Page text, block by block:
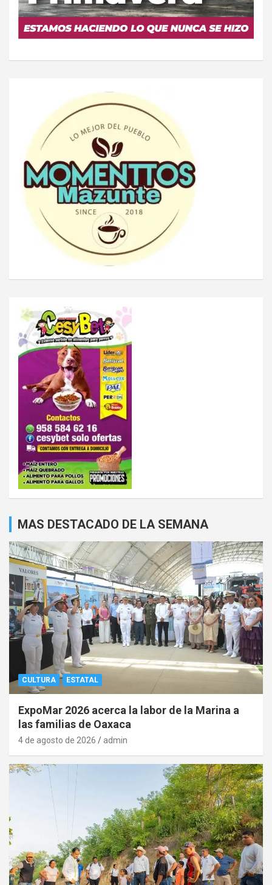
MAS DESTACADO DE LA SEMANA
CULTURA ESTATAL
ExpoMar 2026 acerca la labor de la Marina a
las familias de Oaxaca
4 de agosto de 2026 admin